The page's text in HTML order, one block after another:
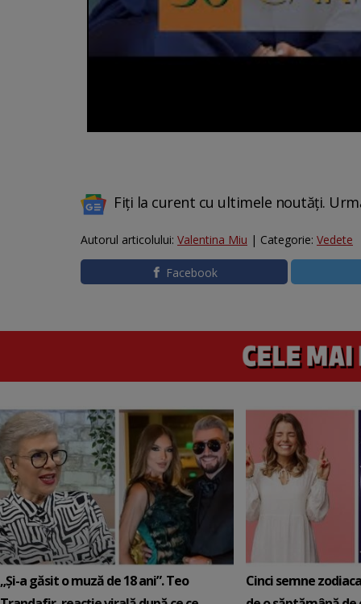
Fiți la curent cu ultimele noutăți.
Autorul articolului: Valentina Miu | Categorie: Vedete
Facebook
„Și-a găsit o muză de 18 ani”. Teo
Cinci semne